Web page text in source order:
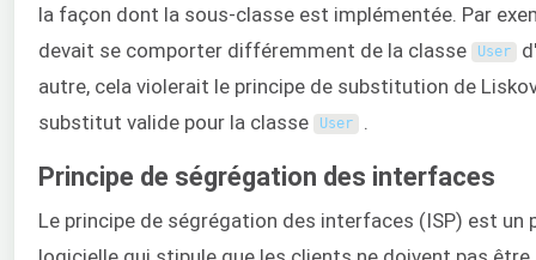
la façon dont la sous-classe est implémentée. Par
devait se comporter différemment de la classe
User
autre, cela violerait le principe de substitution de
substitut valide pour la classe
User .
Principe de ségrégation des interfaces
Le principe de ségrégation des interfaces (ISP) est un